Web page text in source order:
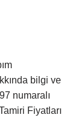
bilgi ve
numaralı
Fiyatları